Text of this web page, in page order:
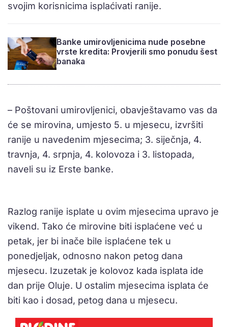
svojim korisnicima isplaćivati ranije.
Banke umirovljenicima nude posebne
vrste kredita: Provjerili smo ponudu šest
banaka
– Poštovani umirovljenici, obavještavamo vas da
će se mirovina, umjesto 5. u mjesecu, izvršiti
ranije u navedenim mjesecima; 3. siječnja, 4.
travnja, 4. srpnja, 4. kolovoza i 3. listopada,
naveli su iz Erste banke.
Razlog ranije isplate u ovim mjesecima upravo je
vikend. Tako će mirovine biti isplaćene već u
petak, jer bi inače bile isplaćene tek u
ponedjeljak, odnosno nakon petog dana
mjesecu. Izuzetak je kolovoz kada isplata ide
dan prije Oluje. U ostalim mjesecima isplata će
biti kao i dosad, petog dana u mjesecu.